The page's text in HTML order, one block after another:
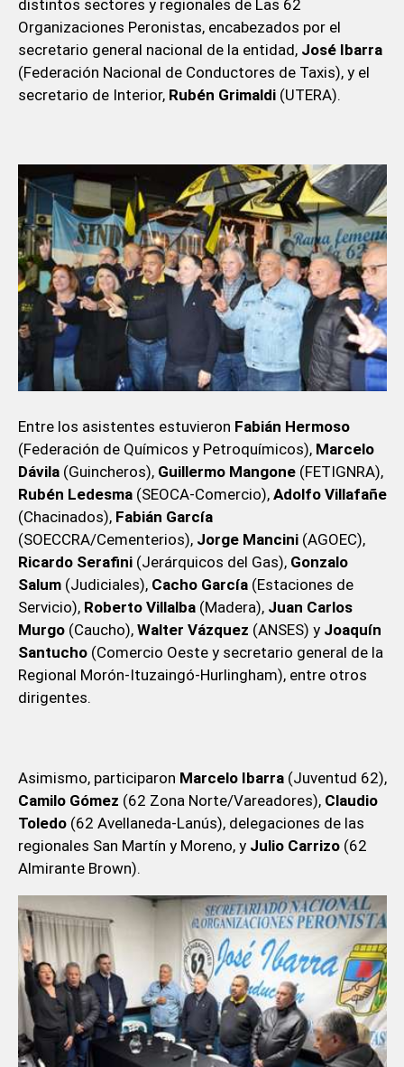
distintos sectores y regionales de Las 62
Organizaciones Peronistas, encabezados por el
secretario general nacional de la entidad, José Ibarra
(Federación Nacional de Conductores de Taxis), y el
secretario de Interior, Rubén Grimaldi(UTERA).
Entre los asistentes estuvieron Fabián Hermoso
(Federación de Químicos y Petroquímicos), Marcelo
Dávila(Guincheros), Guillermo Mangone(FETIGNRA),
Rubén Ledesma(SEOCA-Comercio), Adolfo Villafañe
(Chacinados), Fabián García
(SOECCRA/Cementerios), Jorge Mancini(AGOEC),
Ricardo Serafini(Jerárquicos del Gas), Gonzalo
Salum(Judiciales), Cacho García(Estaciones de
Servicio), Roberto Villalba(Madera), Juan Carlos
Murgo(Caucho), Walter Vázquez (ANSES) y Joaquín
Santucho (Comercio Oeste y secretario general de la
Regional Morón-Ituzaingó-Hurlingham), entre otros
dirigentes.
Asimismo, participaron Marcelo Ibarra(Juventud 62),
Camilo Gómez (62 Zona Norte/Vareadores), Claudio
Toledo(62 Avellaneda-Lanús), delegaciones de las
regionales San Martín y Moreno, y Julio Carrizo(62
Almirante Brown).